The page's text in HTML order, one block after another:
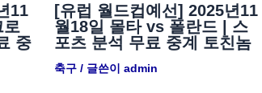
11
로
중
[유럽 월드컵예선] 2025년11
월18일 몰타 vs 폴란드 | 스
포츠 분석 무료 중계 토친놈
축구/ 글쓴이 admin